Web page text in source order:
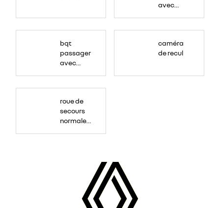
avec
bqt
passager
avec
caméra
de recul
roue de
secours
normale